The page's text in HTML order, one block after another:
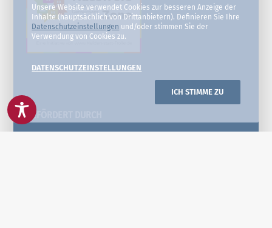
GEFÖRDERT DURCH
Unsere Website verwendet Cookies zur besseren Anzeige der
Inhalte (hauptsächlich von Drittanbietern). Definieren Sie Ihre
Datenschutzeinstellungen und/oder stimmen Sie der
Verwendung von Cookies zu.
DATENSCHUTZEINSTELLUNGEN
ICH STIMME ZU